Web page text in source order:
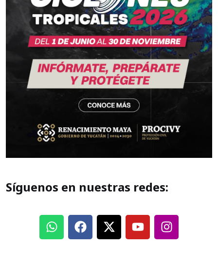
Síguenos en nuestras redes: